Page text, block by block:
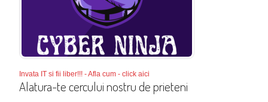
Invata IT si fii liber!!! - Afla cum - click aici
Alatura-te cercului nostru de prieteni